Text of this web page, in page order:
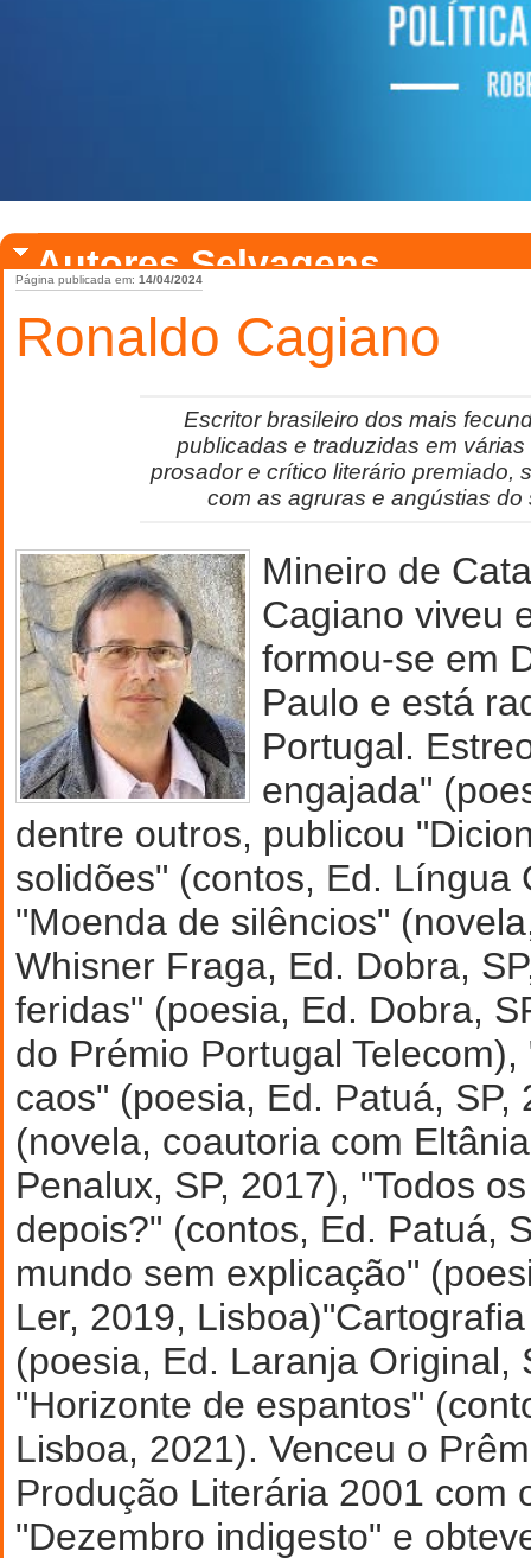
Autores Selvagens
Ronaldo Cagiano
Página publicada em: 14/04/2024
Escritor brasileiro dos mais
publicadas e traduzidas em
prosador e crítico literário premiado,
com as agruras e angústias do
Mineiro de
Cagiano viveu
formou-se em
Paulo e está
Portugal.
engajada"
dentre outros, publicou
solidões" (contos, Ed. Língua
"Moenda de silêncios"
Whisner Fraga, Ed. Dobra,
feridas" (poesia, Ed. Dobra,
do Prémio Portugal
caos" (poesia, Ed. Patuá, SP,
(novela, coautoria com
Penalux, SP, 2017), "Todos
depois?" (contos, Ed. Patuá,
mundo sem explicação"
Ler, 2019,
(poesia, Ed. Laranja Original,
"Horizonte de espantos"
Lisboa, 2021). Venceu o
Produção Literária 2001 com
"Dezembro indigesto" e